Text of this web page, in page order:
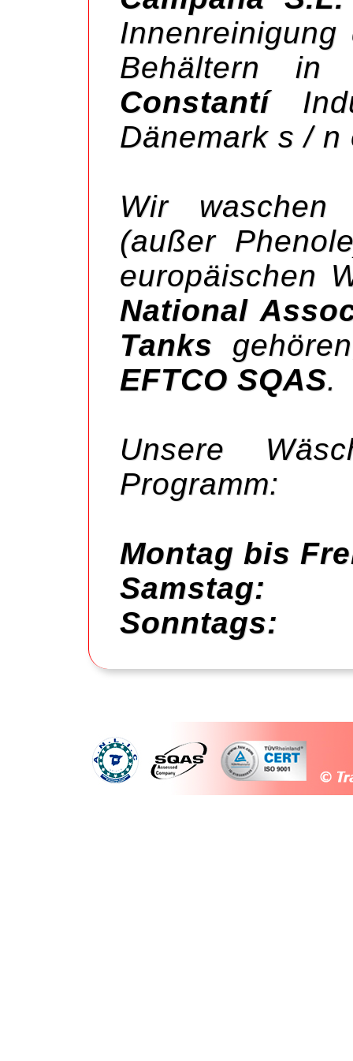
Behältern in
Constantí
Dänemark s / n
Wir
(außer
europäischen
National
Tanks
EFTCO SQAS.
Unsere
Programm:
Montag bis
Samstag:
Sonntags: